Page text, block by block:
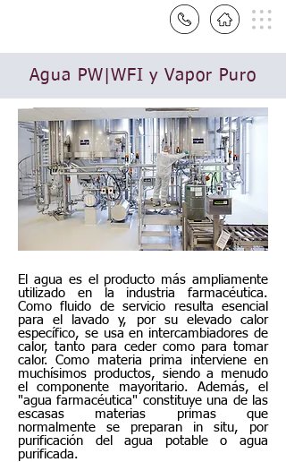
Agua PW|WFI y Vapor Puro
El agua es el producto más ampliamente
utilizado en la industria farmacéutica.
Como fluido de servicio resulta esencial
para el lavado y, por su elevado calor
específico, se usa en intercambiadores de
calor, tanto para ceder como para tomar
calor. Como materia prima interviene en
muchísimos productos, siendo a menudo
el componente mayoritario. Además, el
"agua farmacéutica" constituye una de las
escasas materias primas que
normalmente se preparan in situ, por
purificación del agua potable o agua
purificada.